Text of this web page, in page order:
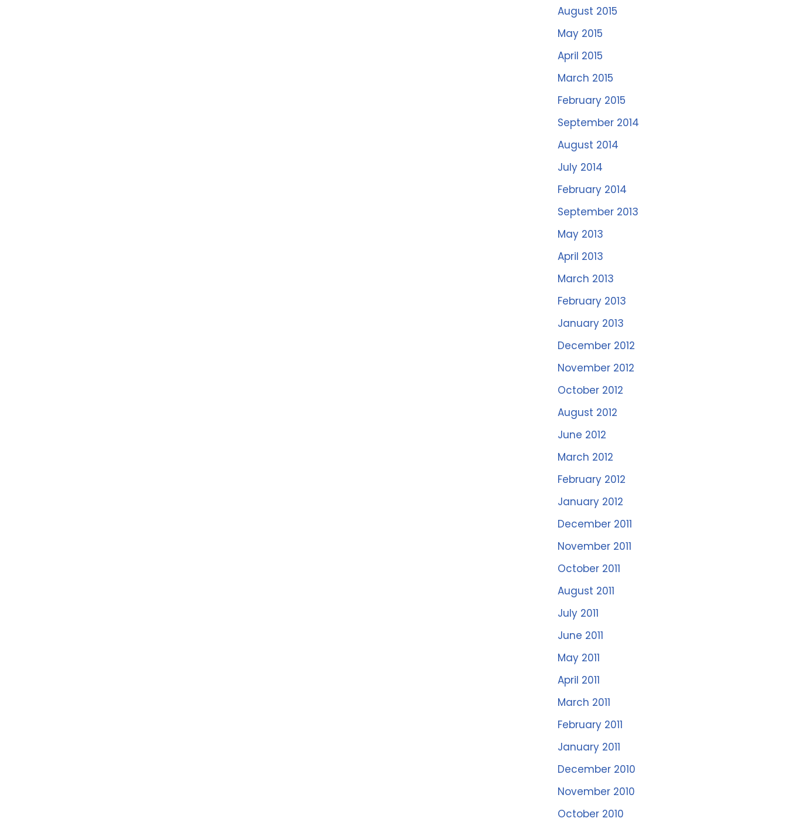
August 2015
May 2015
April 2015
March 2015
February 2015
September 2014
August 2014
July 2014
February 2014
September 2013
May 2013
April 2013
March 2013
February 2013
January 2013
December 2012
November 2012
October 2012
August 2012
June 2012
March 2012
February 2012
January 2012
December 2011
November 2011
October 2011
August 2011
July 2011
June 2011
May 2011
April 2011
March 2011
February 2011
January 2011
December 2010
November 2010
October 2010